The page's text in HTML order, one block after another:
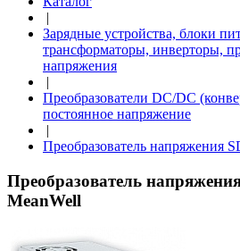
|
Зарядные устройства, блоки
трансформаторы, инверторы,
напряжения
|
Преобразователи DC/DC
постоянное напряжение
|
Преобразователь напряжения
Преобразователь
MeanWell